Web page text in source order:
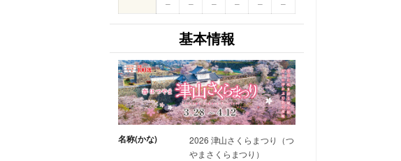
–
– – – – –
基本情報
名称(かな)
2026 津山さくらまつり（つ
やまさくらまつり）